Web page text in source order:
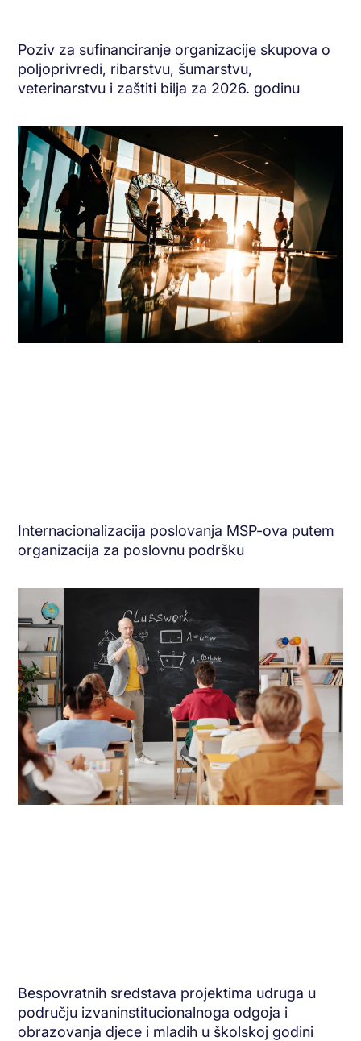
Poziv za sufinanciranje organizacije skupova o
poljoprivredi, ribarstvu, šumarstvu,
veterinarstvu i zaštiti bilja za 2026. godinu
Internacionalizacija poslovanja MSP-ova putem
organizacija za poslovnu podršku
Bespovratnih sredstava projektima udruga u
području izvaninstitucionalnoga odgoja i
obrazovanja djece i mladih u školskoj godini